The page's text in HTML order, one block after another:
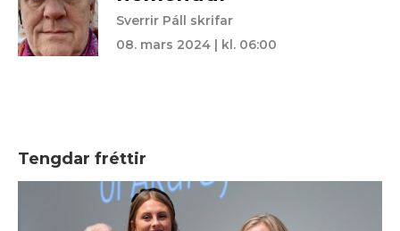
Sverrir Páll skrifar
08. mars 2024 | kl. 06:00
Tengdar fréttir